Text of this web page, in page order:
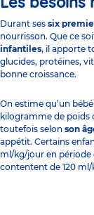
Durant ses six
nourrisson. Que ce
infantiles, il apporte
glucides, protéines,
bonne croissance.
On estime qu’un
kilogramme de poids
toutefois selon son
appétit. Certains
ml/kg/jour en période
contentent de 120